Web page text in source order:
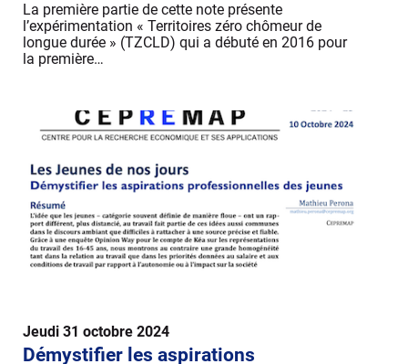
La première partie de cette note présente
l’expérimentation « Territoires zéro chômeur de
longue durée » (TZCLD) qui a débuté en 2016 pour
la première…
Jeudi 31 octobre 2024
Démystifier les aspirations